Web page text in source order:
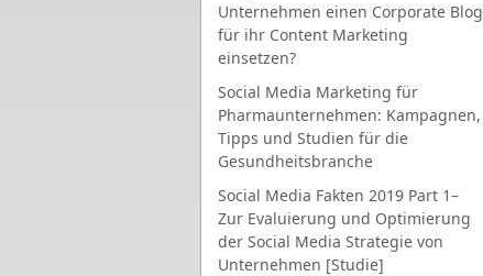
Unternehmen einen Corporate Blog
für ihr Content Marketing
einsetzen?
Social Media Marketing für
Pharmaunternehmen: Kampagnen,
Tipps und Studien für die
Gesundheitsbranche
Social Media Fakten 2019 Part 1–
Zur Evaluierung und Optimierung
der Social Media Strategie von
Unternehmen [Studie]